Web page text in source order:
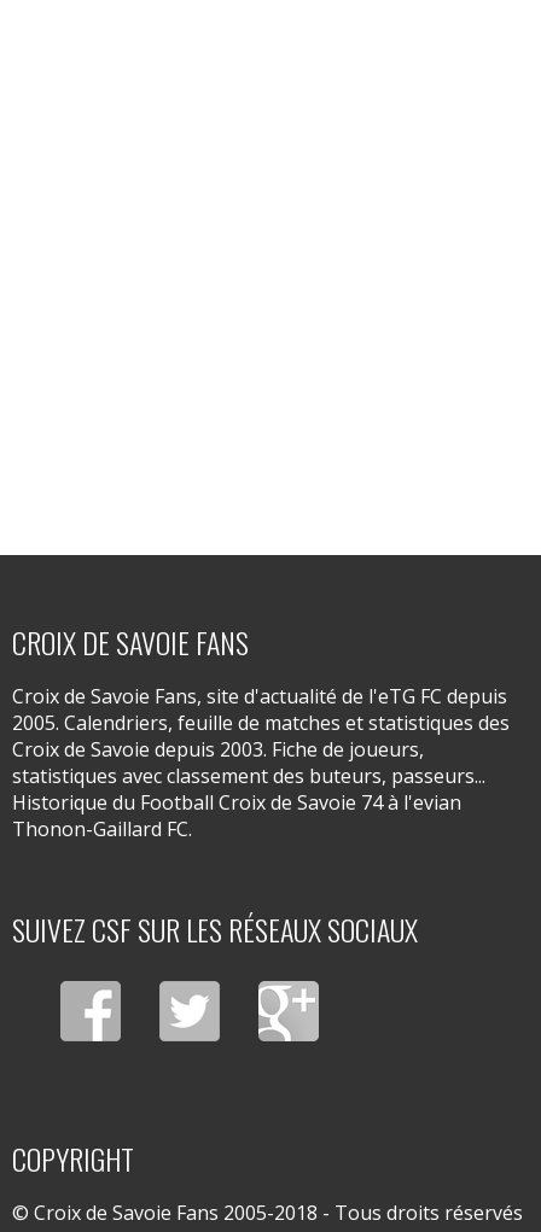
CROIX DE SAVOIE FANS
Croix de Savoie Fans, site d'actualité de l'eTG FC depuis
2005. Calendriers, feuille de matches et statistiques des
Croix de Savoie depuis 2003. Fiche de joueurs,
statistiques avec classement des buteurs, passeurs...
Historique du Football Croix de Savoie 74 à l'evian
Thonon-Gaillard FC.
SUIVEZ CSF SUR LES RÉSEAUX SOCIAUX
COPYRIGHT
© Croix de Savoie Fans 2005-2018 - Tous droits réservés